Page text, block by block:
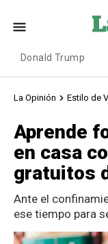
Donald Trump
La Opinión Estilo de
Aprende
en casa
gratuitos
Ante el
ese tiempo para